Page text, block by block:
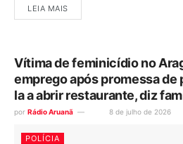
LEIA MAIS
Vítima de feminicídio no
emprego após promessa de
la a abrir restaurante, diz
por Rádio Aruanã 8 de julho de 2026
POLÍCIA